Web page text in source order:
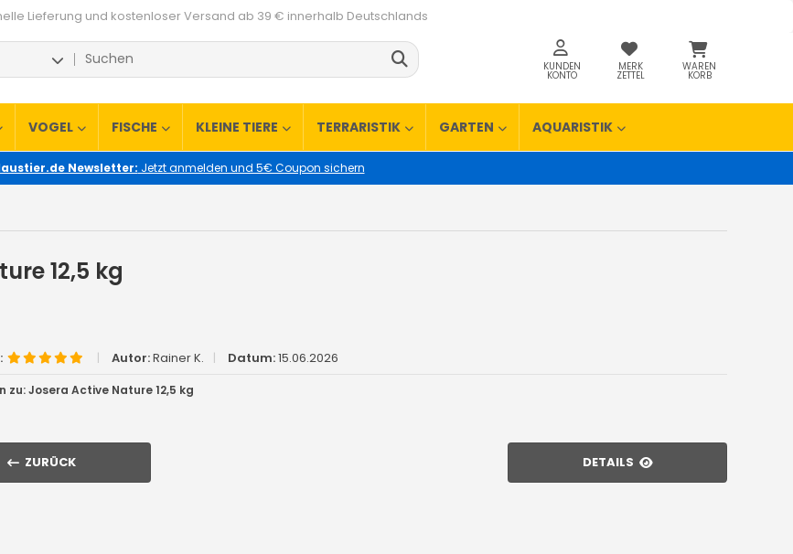
Lieferung und kostenloser Versand ab 39 € innerhalb Deutschlands
KUNDEN
KONTO
MERK
ZETTEL
WAREN
KORB
VOGEL FISCHE KLEINE TIERE TERRARISTIK GARTEN AQUARISTIK
Newsletter: Jetzt anmelden und 5€ Coupon sichern
12,5 kg
| Autor:Rainer K. | Datum:15.06.2026
zu: Josera Active Nature 12,5 kg
ZURÜCK DETAILS